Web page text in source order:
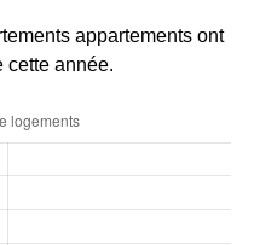
appartements ont
cette année.